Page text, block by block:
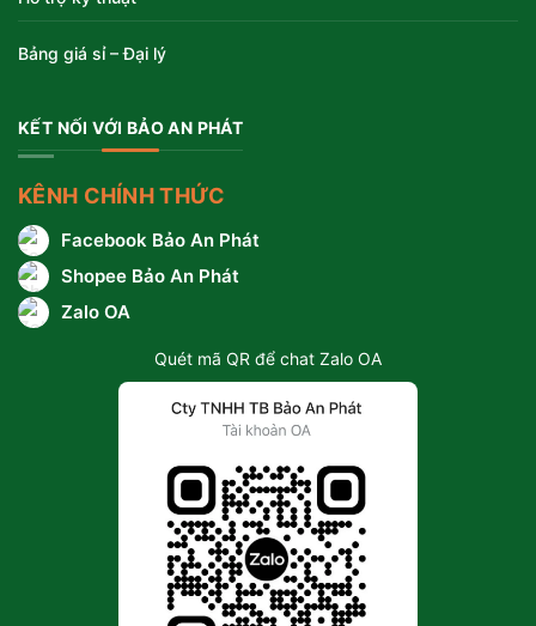
Bảng giá sỉ – Đại lý
KẾT NỐI VỚI BẢO AN PHÁT
KÊNH CHÍNH THỨC
Facebook Bảo An Phát
Shopee Bảo An Phát
Zalo OA
Quét mã QR để chat Zalo OA